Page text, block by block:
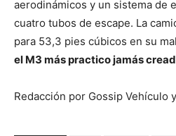
aerodinámicos y un sistema de
cuatro tubos de escape. La
para 53,3 pies cúbicos en su
el M3 más practico jamás
Redacción por Gossip Vehículo